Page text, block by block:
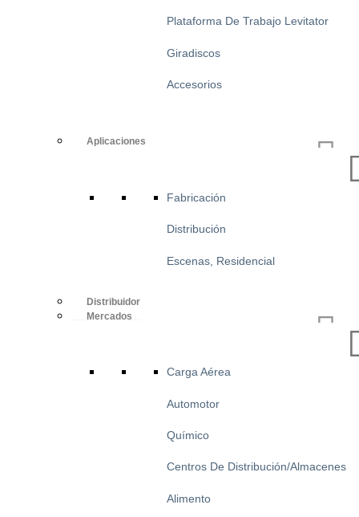
Plataforma De Trabajo Levitator
Giradiscos
Accesorios
Aplicaciones
Fabricación
Distribución
Escenas, Residencial
Distribuidor
Mercados
Carga Aérea
Automotor
Químico
Centros De Distribución/Almacenes
Alimento